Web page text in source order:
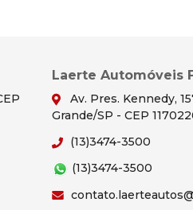
Laerte Automóveis
Av. Pres. Kennedy,
Grande/SP - CEP
(13)3474-3500
(13)3474-3500